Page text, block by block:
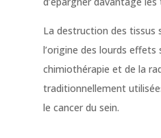
La destruction des tissus
l’origine des lourds effets
chimiothérapie et de la
traditionnellement
le cancer du sein.